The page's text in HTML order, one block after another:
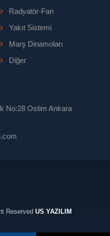
Radyatör-Fan
Yakıt Sistemi
Marş Dinamoları
Diğer
No:28 Ostim Ankara
Reserved US YAZILIM